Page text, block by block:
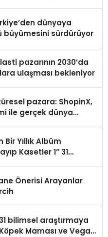
dünyaya
büyümesini sürdürüyor
pazarının 2030’da
ulaşması bekleniyor
pazara: ShopinX,
ile gerçek dünya
Bir Yıllık Albüm
Kasetler 1” 31
Önerisi Arayanlar
bilimsel araştırmaya
Maması ve Vegan